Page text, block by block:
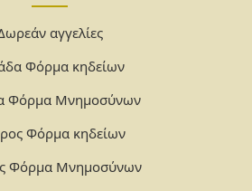
αγγελίες
Φόρμα κηδείων
Φόρμα Μνημοσύνων
Φόρμα κηδείων
Φόρμα Μνημοσύνων